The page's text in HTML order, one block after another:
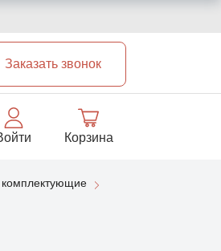
Заказать звонок
Корзина